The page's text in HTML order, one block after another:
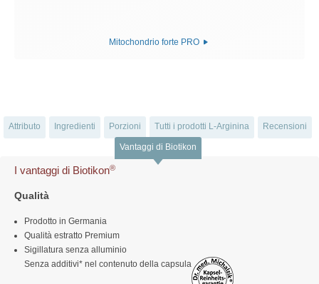
Mitochondrio forte PRO
Attributo Ingredienti Porzioni Tutti i prodotti L-Arginina Recensioni
Vantaggi di Biotikon
I vantaggi di Biotikon®
Qualità
Prodotto in Germania
Qualità estratto Premium
Sigillatura senza alluminio
Senza additivi* nel contenuto della capsula